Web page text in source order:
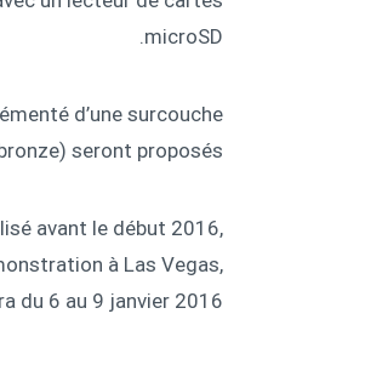
microSD.
d’une surcouche
seront proposés.
avant le début 2016,
à Las Vegas,
du 6 au 9 janvier 2016.